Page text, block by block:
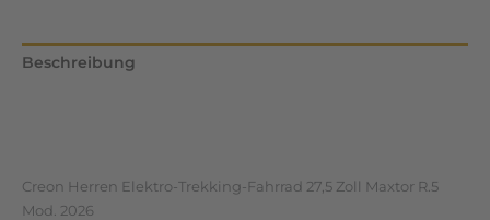
Beschreibung
Creon Herren Elektro-Trekking-Fahrrad 27,5 Zoll Maxtor R.5
Mod. 2026